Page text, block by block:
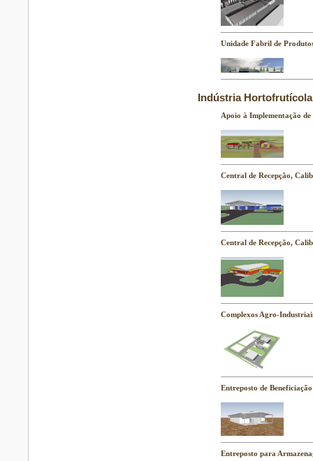
Unidade Fabril de
Indústria Hortofrutícola
Apoio à Implementação
Central de Recepção,
Central de Recepção,
Complexos Agro-
Entreposto de
Entreposto para